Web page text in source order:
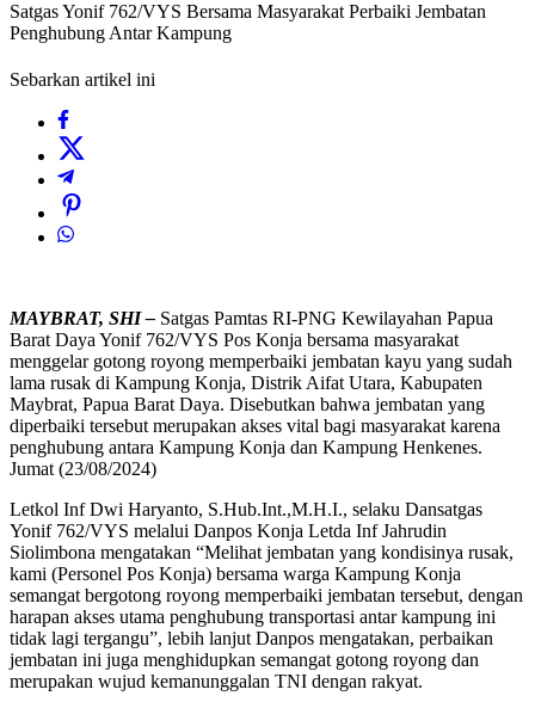
Satgas Yonif 762/VYS Bersama Masyarakat Perbaiki Jembatan
Penghubung Antar Kampung
Sebarkan artikel ini
MAYBRAT, SHI – Satgas Pamtas RI-PNG Kewilayahan Papua
Barat Daya Yonif 762/VYS Pos Konja bersama masyarakat
menggelar gotong royong memperbaiki jembatan kayu yang sudah
lama rusak di Kampung Konja, Distrik Aifat Utara, Kabupaten
Maybrat, Papua Barat Daya. Disebutkan bahwa jembatan yang
diperbaiki tersebut merupakan akses vital bagi masyarakat karena
penghubung antara Kampung Konja dan Kampung Henkenes.
Jumat (23/08/2024)
Letkol Inf Dwi Haryanto, S.Hub.Int.,M.H.I., selaku Dansatgas
Yonif 762/VYS melalui Danpos Konja Letda Inf Jahrudin
Siolimbona mengatakan “Melihat jembatan yang kondisinya rusak,
kami (Personel Pos Konja) bersama warga Kampung Konja
semangat bergotong royong memperbaiki jembatan tersebut, dengan
harapan akses utama penghubung transportasi antar kampung ini
tidak lagi tergangu”, lebih lanjut Danpos mengatakan, perbaikan
jembatan ini juga menghidupkan semangat gotong royong dan
merupakan wujud kemanunggalan TNI dengan rakyat.